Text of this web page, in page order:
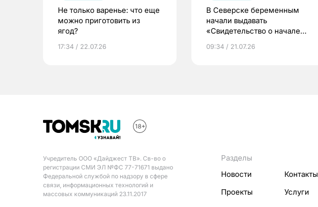
Не только варенье: что еще
можно приготовить из
ягод?
17:34 / 22.07.26
В Северске беременным
начали выдавать
«Свидетельство о начале
09:34 / 21.07.26
Учредитель ООО «Дайджест ТВ». Св-во о
регистрации СМИ ЭЛ №ФС 77-71671 выдано
Федеральной службой по надзору в сфере
связи, информационных технологий и
массовых коммуникаций 23.11.2017
Разделы
Новости
Контакты
Проекты
Услуги